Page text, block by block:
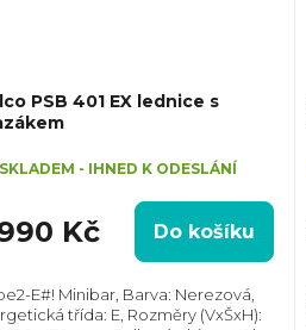
PSB 401 EX lednice s
SKLADEM - IHNED K ODESLÁNÍ
Kč Do košíku
E#! Minibar, Barva: Nerezová,
třída: E, Rozměry (VxŠxH):